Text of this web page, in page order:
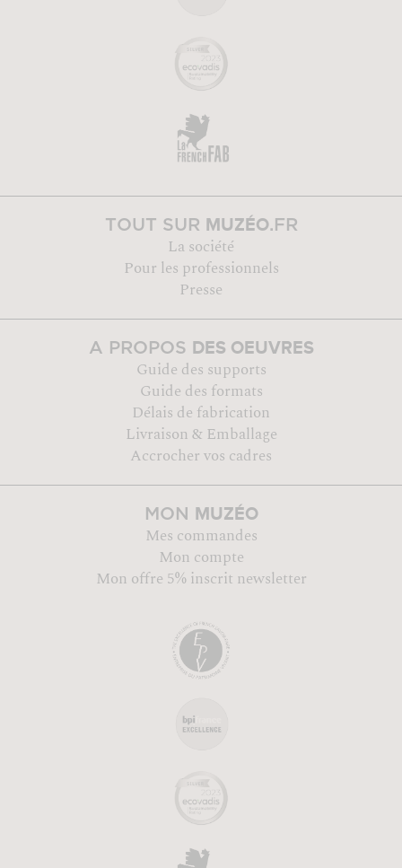
TOUT SUR MUZÉO.FR
La société
Pour les professionnels
Presse
A PROPOS DES OEUVRES
Guide des supports
Guide des formats
Délais de fabrication
Livraison & Emballage
Accrocher vos cadres
MON MUZÉO
Mes commandes
Mon compte
Mon offre 5% inscrit newsletter